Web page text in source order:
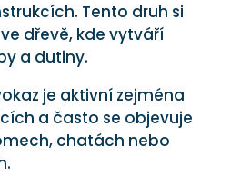
Tento druh si
dřevě, kde vytváří
a dutiny.
je aktivní zejména
a často se objevuje
chatách nebo